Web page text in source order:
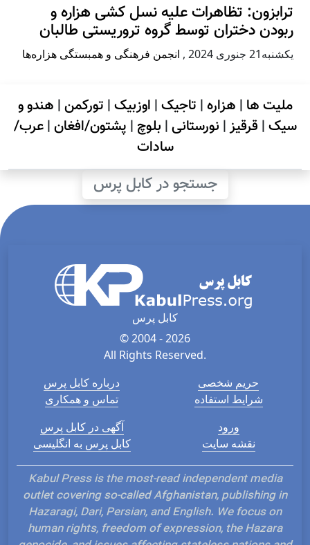
ترابزون: تظاهرات علیه نسل کشی هزاره و
ربودن دختران توسط گروه تروریستی طالبان
يكشنبه21 جنوری 2024 , انجمن فرهنگی و همبستگی هزاره‌ها
ملیت ها | هزاره| تاجیک| اوزبیک| تورکمن| هندو و
سیک| قرقیز| نورستانی| بلوچ | پشتون/افغان|عرب/
سادات
جستجو در کابل پرس
کابل پرس
© 2004 - 2026
All Rights Reserved.
درباره کابل پرس
تماس و همکاری
حریم شخصی
شرایط استفاده
آگهی در کابل پرس
کابل پرس به انگلیسی
ورود
نقشه سایت
Kabul Press is the most-read independent media
outlet covering so-called Afghanistan, publishing in
Hazaragi, Dari, Persian, and English. We focus on
human rights, freedom of expression, the Hazara